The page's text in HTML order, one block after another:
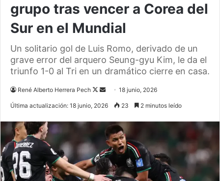
grupo tras vencer a Corea del
Sur en el Mundial
Un solitario gol de Luis Romo, derivado de un
grave error del arquero Seung-gyu Kim, le da el
triunfo 1-0 al Tri en un dramático cierre en casa.
René Alberto Herrera Pech
Follow
Send18 junio, 2026
Última actualización: 18 junio, 2026 23 2 minutos leído